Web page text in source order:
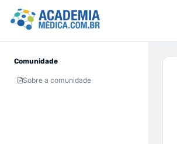
Comunidade
Sobre a comunidade